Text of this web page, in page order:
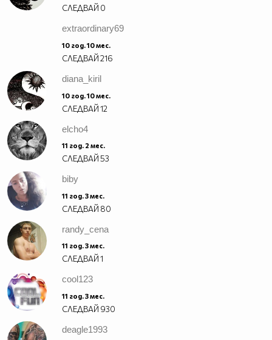
СЛЕДВАЙ 0
extraordinary69
10 год. 10 мес.
СЛЕДВАЙ216
diana_kiril
10 год. 10 мес.
СЛЕДВАЙ12
elcho4
11 год. 2 мес.
СЛЕДВАЙ53
biby
11 год. 3 мес.
СЛЕДВАЙ 80
randy_cena
11 год. 3 мес.
СЛЕДВАЙ1
cool123
11 год. 3 мес.
СЛЕДВАЙ 930
deagle1993